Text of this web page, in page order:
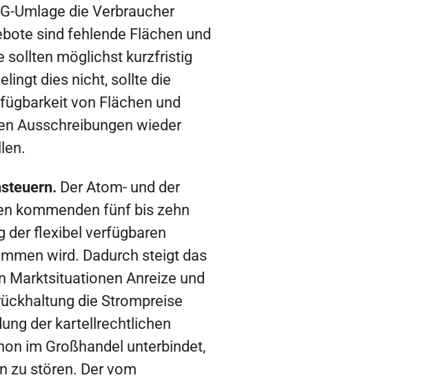
Umlage die Verbraucher
sind fehlende Flächen und
sollten möglichst kurzfristig
dies nicht, sollte die
von Flächen und
Ausschreibungen wieder
Der Atom- und der
kommenden fünf bis zehn
der flexibel verfügbaren
wird. Dadurch steigt das
Marktsituationen Anreize und
die Strompreise
der kartellrechtlichen
im Großhandel unterbindet,
zu stören. Der vom